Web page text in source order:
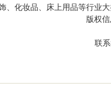
、化妆品、床上用品等行业
版权信
联